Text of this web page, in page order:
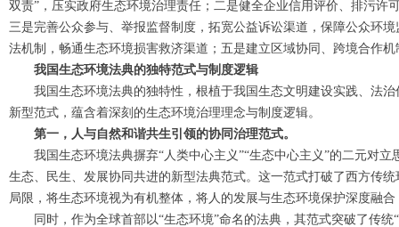
双责”，压实政府生态环境治理责任；二是健全企业信用评价、排污许
三是完善公众参与、举报监督制度，拓宽公益诉讼渠道，保障公众环
法机制，畅通生态环境损害救济渠道；五是建立区域协同、跨境合作
我国生态环境法典的独特范式与制度逻辑
我国生态环境法典的独特性，根植于我国生态文明建设实践、法
新型范式，蕴含着深刻的生态环境治理理念与制度逻辑。
第一，人与自然和谐共生引领的协同治理范式。
我国生态环境法典摒弃“人类中心主义”“生态中心主义”的二元对
生态、民生、发展协同共进的新型法典范式。这一范式打破了西方传
局限，将生态环境视为有机整体，将人的发展与生态环境保护深度融
同时，作为全球首部以“生态环境”命名的法典，其范式突破了传